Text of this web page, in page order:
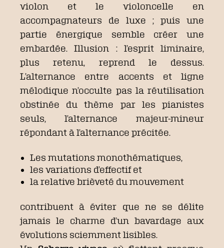
violon et le violoncelle en
accompagnateurs de luxe ; puis une
partie énergique semble créer une
embardée. Illusion : l’esprit liminaire,
plus retenu, reprend le dessus.
L’alternance entre accents et ligne
mélodique n’occulte pas la réutilisation
obstinée du thème par les pianistes
seuls, l’alternance majeur-mineur
répondant à l’alternance précitée.
Les mutations monothématiques,
les variations d’effectif et
la relative brièveté du mouvement
contribuent à éviter que ne se délite
jamais le charme d’un bavardage aux
évolutions sciemment lisibles.